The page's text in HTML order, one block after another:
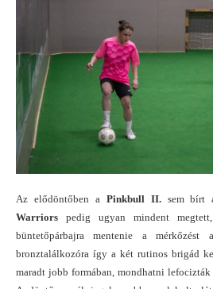
Az elődöntőben a Pinkbull II.sem bírt
Warriors pedig ugyan mindent
büntetőpárbajra mentenie a mérkőzést
bronztalálkozóra így a két rutinos brigád
maradt jobb formában, mondhatni